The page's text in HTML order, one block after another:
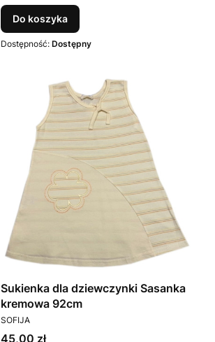
Do koszyka
Dostępność: Dostępny
Sukienka dla dziewczynki Sasanka
kremowa 92cm
PRODUCENT
SOFIJA
Cena
45,00 zł